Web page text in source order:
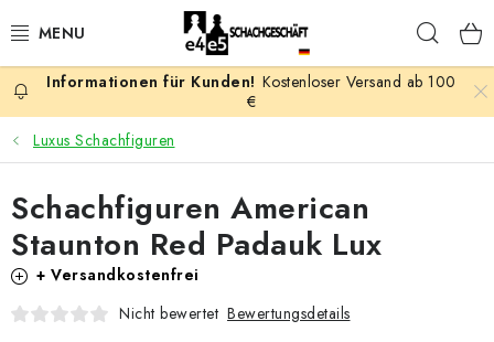
Inhalt
AKTION
SCHACHSPIELE
SCHACHFIGUREN
SCHACHBRETTER
SCHACHUHREN
Kostenloser Versand ab 100
€
Luxus Schachfiguren
Schachfiguren American
Staunton Red Padauk Lux
+ Versandkostenfrei
Nicht bewertet Bewertungsdetails